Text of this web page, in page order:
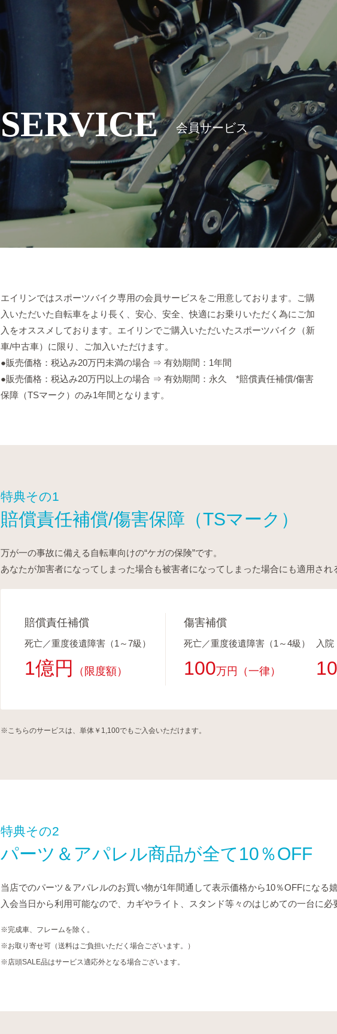
SERVICE 会員サービス
エイリンではスポーツバイク専用の会員サービスをご用意しております。ご購
入いただいた自転車をより長く、安心、安全、快適にお乗りいただく為にご加
入をオススメしております。エイリンでご購入いただいたスポーツバイク（新
車/中古車）に限り、ご加入いただけます。
●販売価格：税込み20万円未満の場合 ⇒ 有効期間：1年間
●販売価格：税込み20万円以上の場合 ⇒ 有効期間：永久 *賠償責任補償/傷害
保障（TSマーク）のみ1年間となります。
特典その1
賠償責任補償/傷害保障（TSマーク）
万が一の事故に備える自転車向けの“ケガの保険”です。
あなたが加害者になってしまった場合も被害者になってしまった場合にも適用され
賠償責任補償
死亡／重度後遺障害（1～7級）
1億円 （限度額）
傷害補償
死亡／重度後遺障害（1～4級）
100万円（一律）
入院
10
※こちらのサービスは、単体￥1,100でもご入会いただけます。
特典その2
パーツ＆アパレル商品が全て10％OFF
当店でのパーツ＆アパレルのお買い物が1年間通して表示価格から10％OFFになる
入会当日から利用可能なので、カギやライト、スタンド等々のはじめての一台に必
※完成車、フレームを除く。
※お取り寄せ可（送料はご負担いただく場合ございます。）
※店頭SALE品はサービス適応外となる場合ございます。